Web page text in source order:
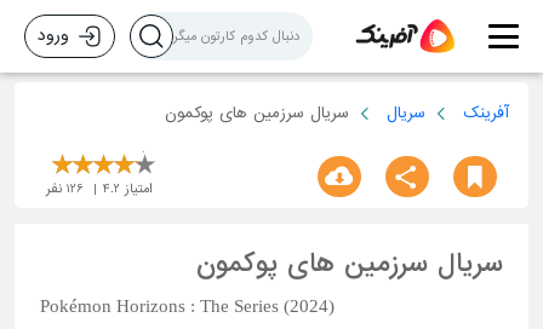
ورود
آفرینک سریال سریال سرزمین های پوکمون
امتیاز 4.2
126 نفر
سریال سرزمین های پوکمون
Pokémon Horizons : The Series (2024)